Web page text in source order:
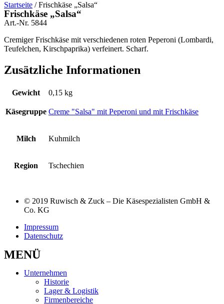
Startseite / Frischkäse „Salsa“
Frischkäse „Salsa“
Art.-Nr. 5844
Cremiger Frischkäse mit verschiedenen roten Peperoni (Lombardi,
Teufelchen, Kirschpaprika) verfeinert. Scharf.
Zusätzliche Informationen
Gewicht 0,15 kg
Käsegruppe Creme "Salsa" mit Peperoni und mit Frischkäse
Milch Kuhmilch
Region Tschechien
© 2019 Ruwisch & Zuck – Die Käsespezialisten GmbH &
Co. KG
Impressum
Datenschutz
MENÜ
Unternehmen
Historie
Lager & Logistik
Firmenbereiche